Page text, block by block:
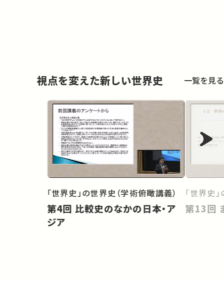
視点を変えた新しい世界史 一覧を見る
「世界史」の世界史（学術俯瞰講義）
第4回 比較史のなかの日本・ア
ジア
「世界史